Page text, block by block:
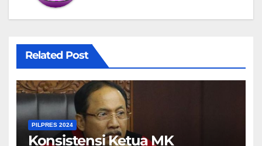
Related Post
PILPRES 2024
Konsistensi Ketua MK